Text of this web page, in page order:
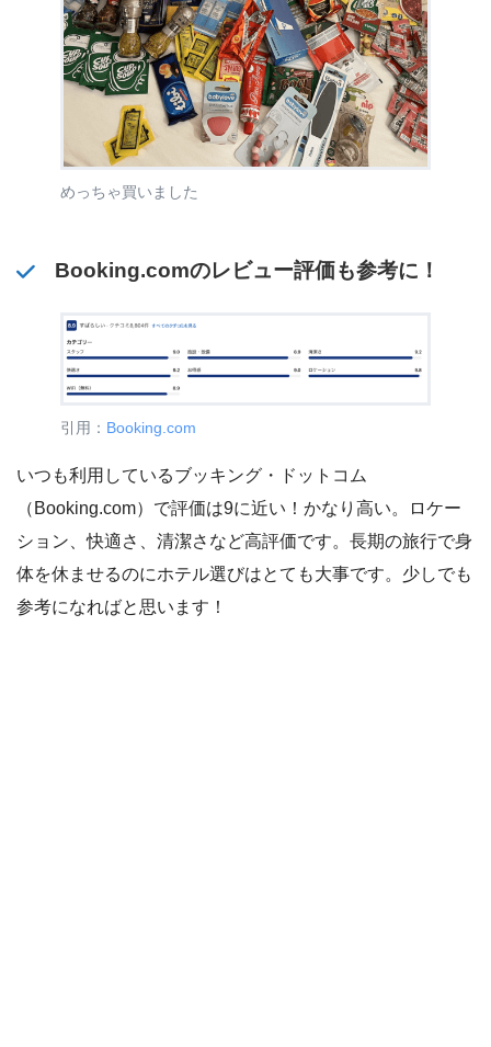
めっちゃ買いました
Booking.comのレビュー評価も参考に！
引用： Booking.com
いつも利用しているブッキング・ドットコム
（Booking.com）で評価は9に近い！かなり高い。ロケー
ション、快適さ、清潔さなど高評価です。長期の旅行で身
体を休ませるのにホテル選びはとても大事です。少しでも
参考になればと思います！